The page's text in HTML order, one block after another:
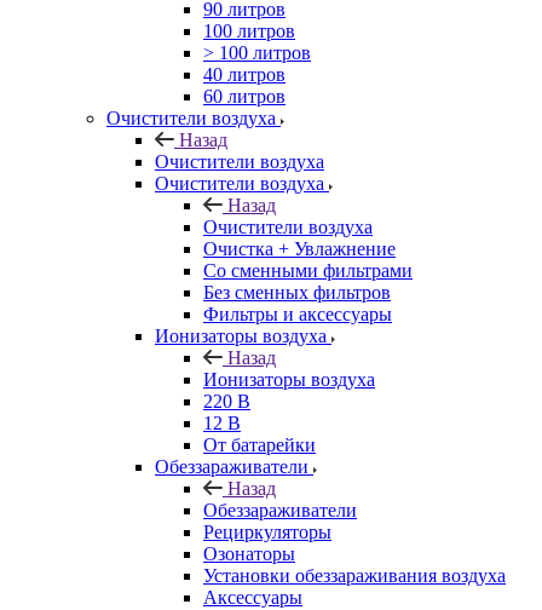
90 литров
100 литров
> 100 литров
40 литров
60 литров
Очистители воздуха
Назад
Очистители воздуха
Очистители воздуха
Назад
Очистители воздуха
Очистка + Увлажнение
Cо сменными фильтрами
Без сменных фильтров
Фильтры и аксессуары
Ионизаторы воздуха
Назад
Ионизаторы воздуха
220 В
12 В
От батарейки
Обеззараживатели
Назад
Обеззараживатели
Рециркуляторы
Озонаторы
Установки обеззараживания воздуха
Аксессуары